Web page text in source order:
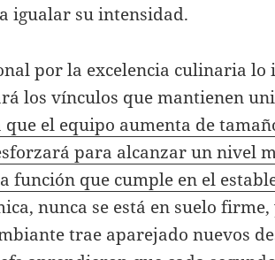
igualar su intensidad.
por la excelencia culinaria lo
los vínculos que mantienen
que el equipo aumenta de
para alcanzar un nivel
función que cumple en el
nunca se está en suelo firme,
trae aparejado nuevos